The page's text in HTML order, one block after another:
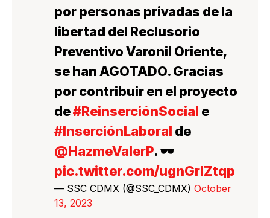
por personas privadas de la
libertad del Reclusorio
Preventivo Varonil Oriente,
se han AGOTADO. Gracias
por contribuir en el proyecto
de#ReinserciónSocial e
#InserciónLaboral de
@HazmeValerP. 🕶️
pic.twitter.com/ugnGrIZtqp
— SSC CDMX (@SSC_CDMX) October
13, 2023